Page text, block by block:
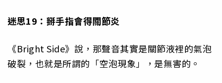
迷思19：掰手指會得關節炎
《Bright Side》說，那聲音其實是關節液裡的氣泡
破裂，也就是所謂的「空泡現象」，是無害的。